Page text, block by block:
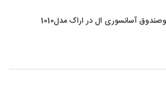
آسانسوری ال در اراک مدل1010